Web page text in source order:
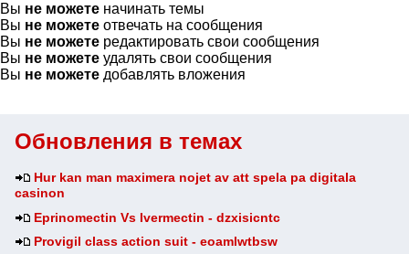
Обновления в темах
Hur kan man maximera nojet av att spela pa digitala
casinon
Eprinomectin Vs Ivermectin - dzxisicntc
Provigil class action suit - eoamlwtbsw
Вы не можете начинать темы
Вы не можете отвечать на сообщения
Вы не можете редактировать свои сообщения
Вы не можете удалять свои сообщения
Вы не можете добавлять вложения